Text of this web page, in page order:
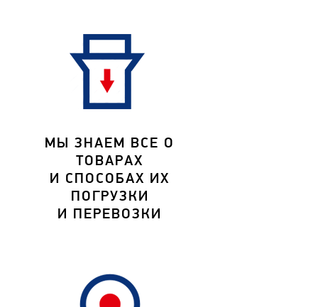
МЫ ЗНАЕМ ВСЕ О
ТОВАРАХ
И СПОСОБАХ ИХ
ПОГРУЗКИ
И ПЕРЕВОЗКИ